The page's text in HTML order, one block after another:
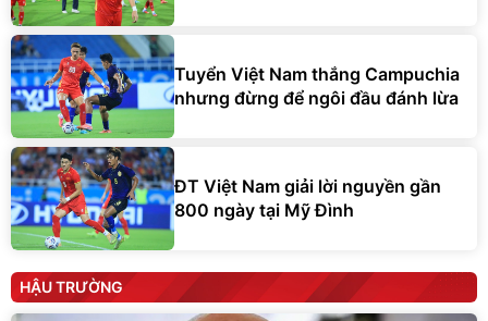
Tuyển Việt Nam thắng Campuchia
nhưng đừng để ngôi đầu đánh lừa
ĐT Việt Nam giải lời nguyền gần
800 ngày tại Mỹ Đình
HẬU TRƯỜNG